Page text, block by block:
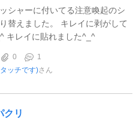
シャーに付いてる注意喚起のシ
替えました。 キレイに剥がして
キレイに貼れました^_^
0
1
ッチです)さん
リ